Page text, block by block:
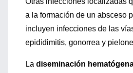
a la formación de un absceso
incluyen infecciones de las
epididimitis, gonorrea y
La diseminación